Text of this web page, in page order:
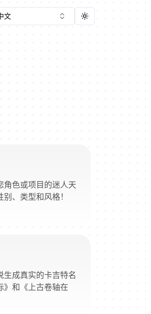
文 Toggle theme
角色或项目的迷人天
、类型和风格！
生成真实的卡吉特名
》和《上古卷轴在